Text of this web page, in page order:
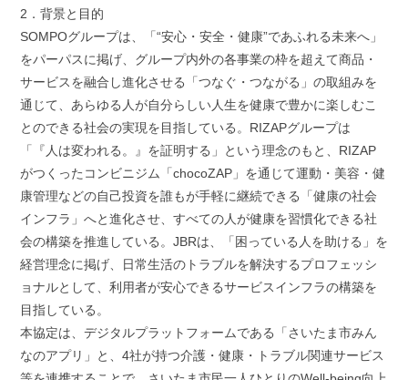
2．背景と目的
SOMPOグループは、「“安心・安全・健康”であふれる未来へ」
をパーパスに掲げ、グループ内外の各事業の枠を超えて商品・
サービスを融合し進化させる「つなぐ・つながる」の取組みを
通じて、あらゆる人が自分らしい人生を健康で豊かに楽しむこ
とのできる社会の実現を目指している。RIZAPグループは
「『人は変われる。』を証明する」という理念のもと、RIZAP
がつくったコンビニジム「chocoZAP」を通じて運動・美容・健
康管理などの自己投資を誰もが手軽に継続できる「健康の社会
インフラ」へと進化させ、すべての人が健康を習慣化できる社
会の構築を推進している。JBRは、「困っている人を助ける」を
経営理念に掲げ、日常生活のトラブルを解決するプロフェッシ
ョナルとして、利用者が安心できるサービスインフラの構築を
目指している。
本協定は、デジタルプラットフォームである「さいたま市みん
なのアプリ」と、4社が持つ介護・健康・トラブル関連サービス